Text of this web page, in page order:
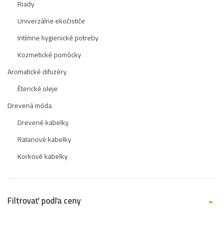
Riady
Univerzálne ekočističe
Intímne hygienické potreby
Kozmetické pomôcky
Aromatické difuzéry
Éterické oleje
Drevená móda
Drevené kabelky
Ratanové kabelky
Korkové kabelky
Filtrovať podľa ceny